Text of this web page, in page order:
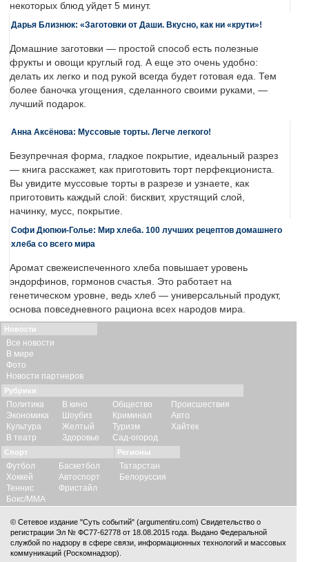
некоторых блюд уйдет 5 минут.
Дарья Близнюк: «Заготовки от Даши. Вкусно, как ни «крути»!
Домашние заготовки — простой способ есть полезные
фрукты и овощи круглый год. А еще это очень удобно:
делать их легко и под рукой всегда будет готовая еда. Тем
более баночка угощения, сделанного своими руками, —
лучший подарок.
Анна Аксёнова: Муссовые торты. Легче легкого!
Безупречная форма, гладкое покрытие, идеальный разрез
— книга расскажет, как приготовить торт перфекциониста.
Вы увидите муссовые торты в разрезе и узнаете, как
приготовить каждый слой: бисквит, хрустящий слой,
начинку, мусс, покрытие.
Софи Дюпюи-Голье: Мир хлеба. 100 лучших рецептов домашнего
хлеба со всего мира
Аромат свежеиспеченного хлеба повышает уровень
эндорфинов, гормонов счастья. Это работает на
генетическом уровне, ведь хлеб — универсальный продукт,
основа повседневного рациона всех народов мира.
Новости
Все новости
В мире
Фото
Новости партнеров
Рубрики
Политика
Экономика
Культура
В театр
В кино
Шоубиз
Желтый
Здоровье
Общество
Криминал
Туризм
Сад-огород
Происшествия
Авто
Хайтек
Спорт
Футбол
Хоккей
Теннис
Бокс/ММА
Баскетбол
Автоспорт
Фристайл
Регионы
Татарстан
Белоруссия
© Сетевое издание "Суть событий" (argumentiru.com) Свидетельство о
регистрации Эл № ФС77-62778 от 18.08.2015 года. Выдано Федеральной
службой по надзору в сфере связи, информационных технологий и массовых
коммуникаций (Роскомнадзор).